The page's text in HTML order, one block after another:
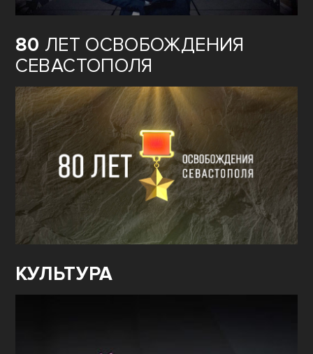
80 ЛЕТ ОСВОБОЖДЕНИЯ
СЕВАСТОПОЛЯ
КУЛЬТУРА